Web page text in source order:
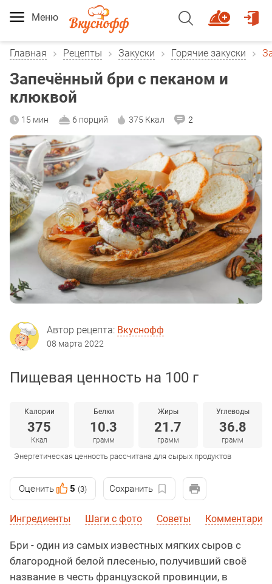
Меню
Главная Рецепты Закуски Горячие закуски
Запечённый бри с пеканом и
клюквой
15 мин 6 порций 375 Ккал 2
Автор рецепта: Вкуснофф
08 марта 2022
Пищевая ценность на 100 г
Калории
375
Ккал
Белки
10.3
грамм
Жиры
21.7
грамм
Углеводы
36.8
грамм
Энергетическая ценность рассчитана для сырых продуктов
Оценить 5 (3) Сохранить
Ингредиенты Шаги с фото Советы Комментарии
Бри - один из самых известных мягких сыров с
благородной белой плесенью, получивший своё
название в честь французской провинции, в